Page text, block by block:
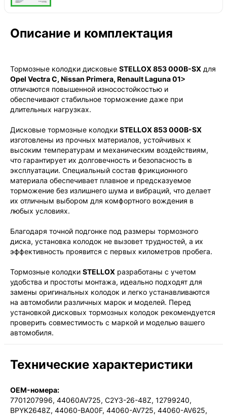
Описание и комплектация
Тормозные колодки дисковые STELLOX 853 000B-SX для
Opel Vectra C, Nissan Primera, Renault Laguna 01˃
отличаются повышенной износостойкостью и
обеспечивают стабильное торможение даже при
длительных нагрузках.
Дисковые тормозные колодки STELLOX 853 000B-SX
изготовлены из прочных материалов, устойчивых к
высоким температурам и механическим воздействиям,
что гарантирует их долговечность и безопасность в
эксплуатации. Специальный состав фрикционного
материала обеспечивает плавное и предсказуемое
торможение без излишнего шума и вибраций, что делает
их отличным выбором для комфортного вождения в
любых условиях.
Благодаря точной подгонке под размеры тормозного
диска, установка колодок не вызовет трудностей, а их
эффективность проявится с первых километров пробега.
Тормозные колодки STELLOX разработаны с учетом
удобства и простоты монтажа, идеально подходят для
замены оригинальных колодок и легко устанавливаются
на автомобили различных марок и моделей. Перед
установкой дисковых тормозных колодок рекомендуется
проверить совместимость с маркой и моделью вашего
автомобиля.
Технические характеристики
OEM-номера:
7701207996, 44060AV725, C2Y3-26-48Z, 12799240,
BPYK2648Z, 44060-BA00F, 44060-AV725, 44060-AV625,